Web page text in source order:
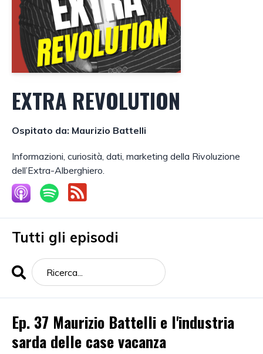
EXTRA REVOLUTION
Ospitato da: Maurizio Battelli
Informazioni, curiosità, dati, marketing della Rivoluzione
dell’Extra-Alberghiero.
Tutti gli episodi
Search
Episodi
Ep. 37 Maurizio Battelli e l'industria
sarda delle case vacanza